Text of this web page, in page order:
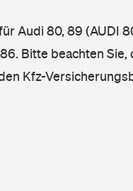
Audi 80, 89 (AUDI
Bitte beachten Sie,
Kfz-